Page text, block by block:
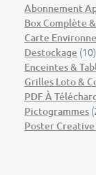
Abonnement
Box Complète
Carte
Destockage (10)
Enceintes &
Grilles Loto &
PDF À
Pictogrammes
Poster